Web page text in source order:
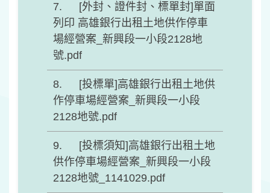
[外封、證件封、標單封]單面
列印 高雄銀行出租土地供作停車
場經營案_新興段一小段2128地
號.pdf
[投標單]高雄銀行出租土地供
作停車場經營案_新興段一小段
2128地號.pdf
[投標須知]高雄銀行出租土地
供作停車場經營案_新興段一小段
2128地號_1141029.pdf